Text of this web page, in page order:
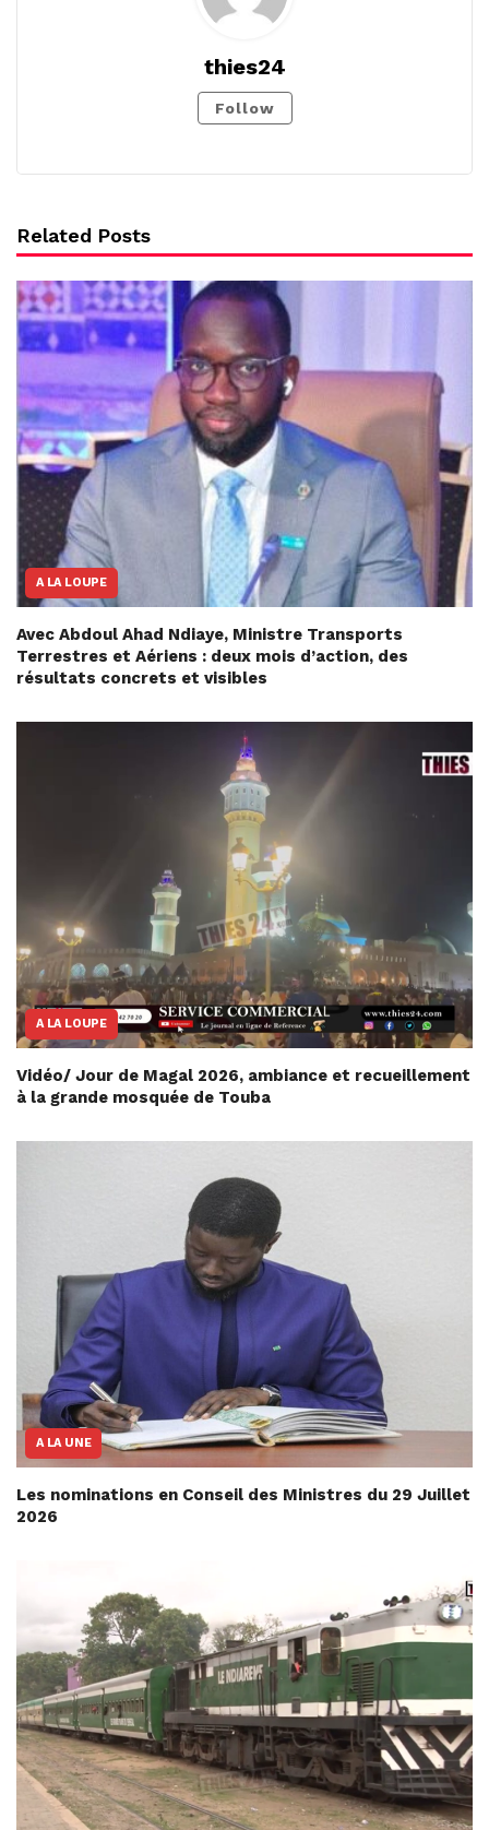
thies24
Follow
Related Posts
A LA LOUPE
Avec Abdoul Ahad Ndiaye, Ministre Transports
Terrestres et Aériens : deux mois d’action, des
résultats concrets et visibles
A LA LOUPE
Vidéo/ Jour de Magal 2026, ambiance et recueillement
à la grande mosquée de Touba
A LA UNE
Les nominations en Conseil des Ministres du 29 Juillet
2026